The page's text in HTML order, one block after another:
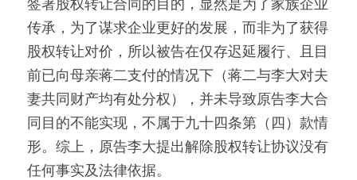
签署股权转让合同的目的，显然是为了家族企业
传承，为了谋求企业更好的发展，而非为了获得
股权转让对价，所以被告在仅存迟延履行、且目
前已向母亲蒋二支付的情况下（蒋二与李大对夫
妻共同财产均有处分权），并未导致原告李大合
同目的不能实现，不属于九十四条第（四）款情
形。综上，原告李大提出解除股权转让协议没有
任何事实及法律依据。